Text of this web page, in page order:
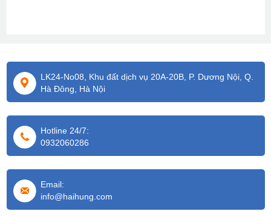
LK24-No08, Khu đất dịch vụ 20A-20B, P. Dương Nội, Q.
Hà Đông, Hà Nội
Hotline 24/7:
0932060286
Email:
info@haihung.com